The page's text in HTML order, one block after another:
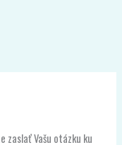
zaslať Vašu otázku ku